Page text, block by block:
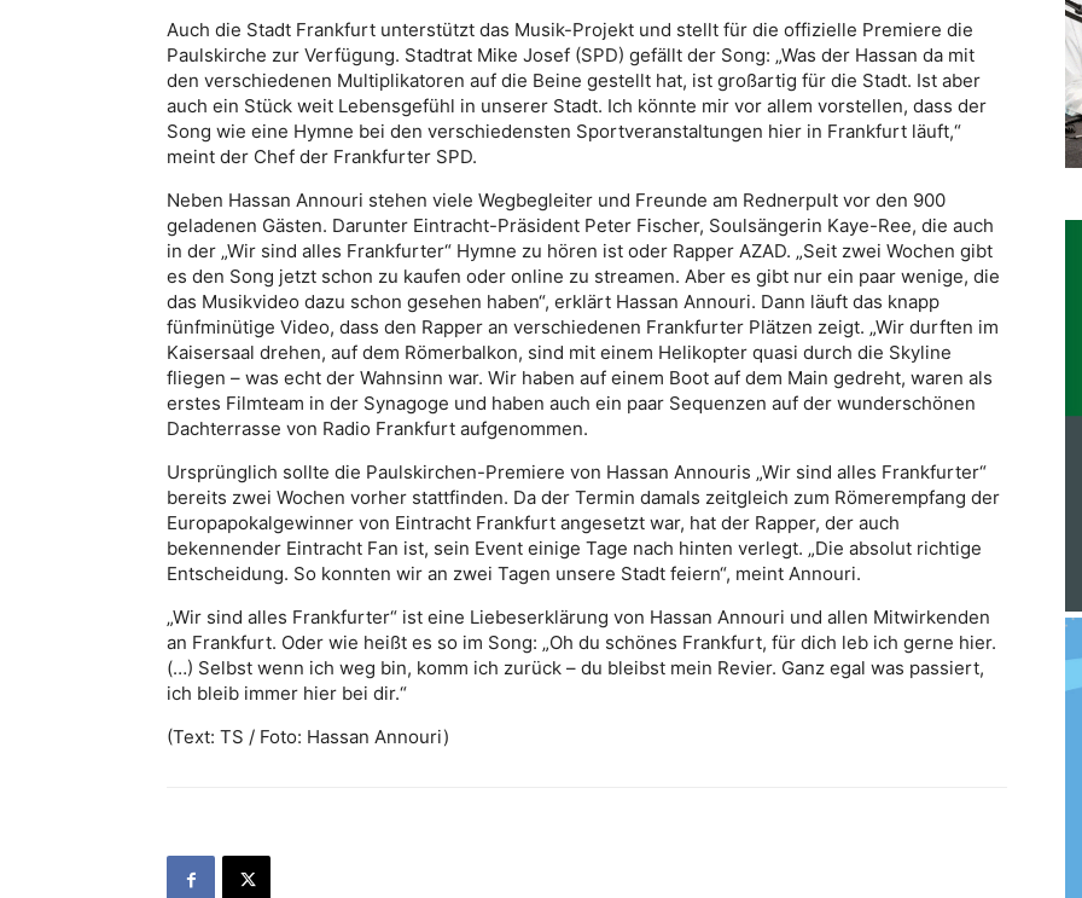
Auch die Stadt Frankfurt unterstützt das Musik-Projekt und stellt für die offizielle Premiere die
Paulskirche zur Verfügung. Stadtrat Mike Josef (SPD) gefällt der Song: „Was der Hassan da mit
den verschiedenen Multiplikatoren auf die Beine gestellt hat, ist großartig für die Stadt. Ist aber
auch ein Stück weit Lebensgefühl in unserer Stadt. Ich könnte mir vor allem vorstellen, dass der
Song wie eine Hymne bei den verschiedensten Sportveranstaltungen hier in Frankfurt läuft,“
meint der Chef der Frankfurter SPD.
Neben Hassan Annouri stehen viele Wegbegleiter und Freunde am Rednerpult vor den 900
geladenen Gästen. Darunter Eintracht-Präsident Peter Fischer, Soulsängerin Kaye-Ree, die auch
in der „Wir sind alles Frankfurter“ Hymne zu hören ist oder Rapper AZAD. „Seit zwei Wochen gibt
es den Song jetzt schon zu kaufen oder online zu streamen. Aber es gibt nur ein paar wenige, die
das Musikvideo dazu schon gesehen haben“, erklärt Hassan Annouri. Dann läuft das knapp
fünfminütige Video, dass den Rapper an verschiedenen Frankfurter Plätzen zeigt. „Wir durften im
Kaisersaal drehen, auf dem Römerbalkon, sind mit einem Helikopter quasi durch die Skyline
fliegen – was echt der Wahnsinn war. Wir haben auf einem Boot auf dem Main gedreht, waren als
erstes Filmteam in der Synagoge und haben auch ein paar Sequenzen auf der wunderschönen
Dachterrasse von Radio Frankfurt aufgenommen.
Ursprünglich sollte die Paulskirchen-Premiere von Hassan Annouris „Wir sind alles Frankfurter“
bereits zwei Wochen vorher stattfinden. Da der Termin damals zeitgleich zum Römerempfang der
Europapokalgewinner von Eintracht Frankfurt angesetzt war, hat der Rapper, der auch
bekennender Eintracht Fan ist, sein Event einige Tage nach hinten verlegt. „Die absolut richtige
Entscheidung. So konnten wir an zwei Tagen unsere Stadt feiern“, meint Annouri.
„Wir sind alles Frankfurter“ ist eine Liebeserklärung von Hassan Annouri und allen Mitwirkenden
an Frankfurt. Oder wie heißt es so im Song: „Oh du schönes Frankfurt, für dich leb ich gerne hier.
(…) Selbst wenn ich weg bin, komm ich zurück – du bleibst mein Revier. Ganz egal was passiert,
ich bleib immer hier bei dir.“
(Text: TS / Foto: Hassan Annouri)